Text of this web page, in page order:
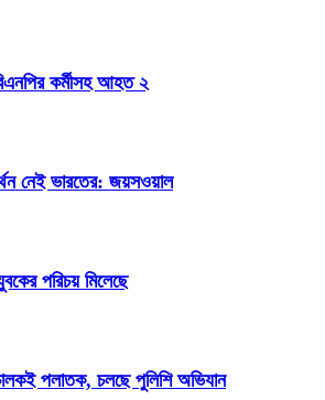
কর্মীসহ আহত ২
নেই ভারতের: জয়সওয়াল
পরিচয় মিলেছে
পলাতক, চলছে পুলিশি অভিযান